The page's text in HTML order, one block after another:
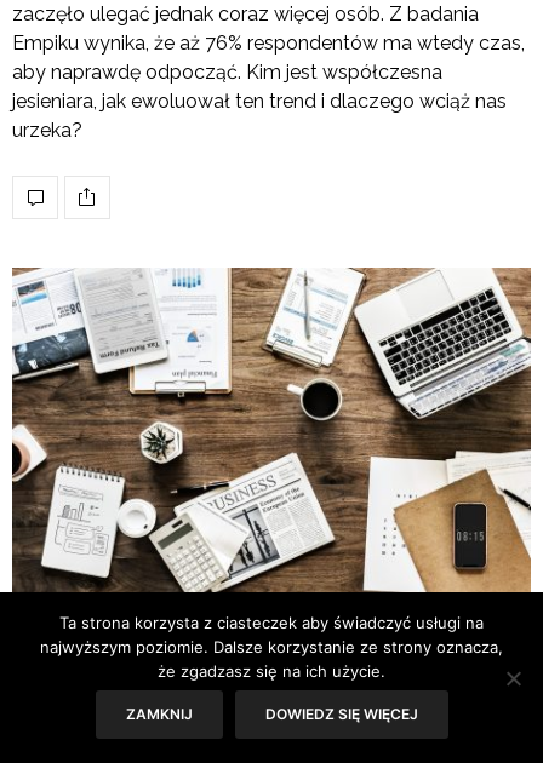
zaczęło ulegać jednak coraz więcej osób. Z badania
Empiku wynika, że aż 76% respondentów ma wtedy czas,
aby naprawdę odpocząć. Kim jest współczesna
jesieniara, jak ewoluował ten trend i dlaczego wciąż nas
urzeka?
ARTYKUŁY SG PSYCHOLOGIA WALKA ZE STRESEM 13 WRZEŚNIA 2024
Czym jest wypalenie
zawodowe i jak może się
Ta strona korzysta z ciasteczek aby świadczyć usługi na
najwyższym poziomie. Dalsze korzystanie ze strony oznacza,
że zgadzasz się na ich użycie.
ZAMKNIJ DOWIEDZ SIĘ WIĘCEJ